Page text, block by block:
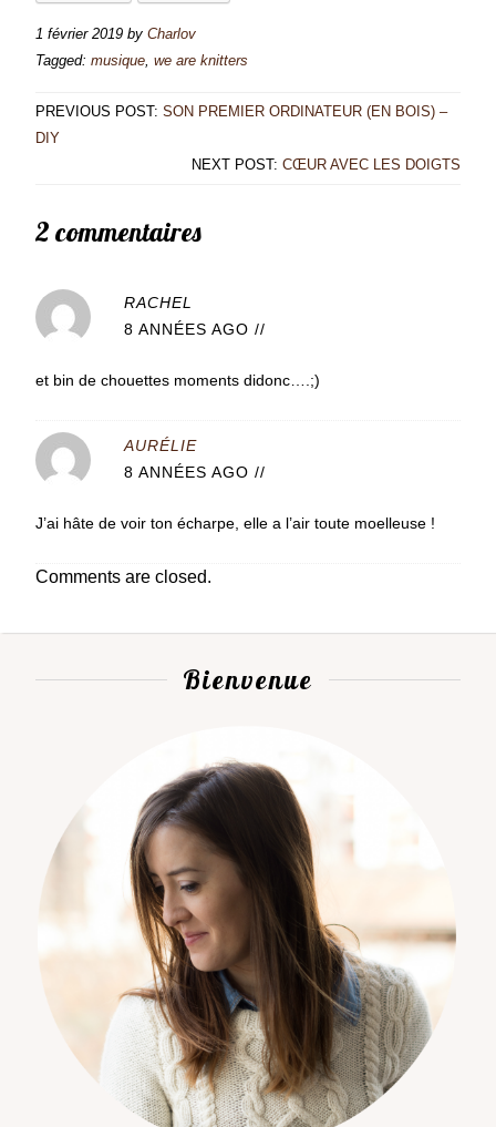
1 février 2019 by Charlov
Tagged: musique, we are knitters
PREVIOUS POST: SON PREMIER ORDINATEUR (EN BOIS) –
DIY
NEXT POST: CŒUR AVEC LES DOIGTS
2 commentaires
RACHEL
8 ANNÉES AGO //
et bin de chouettes moments didonc….;)
AURÉLIE
8 ANNÉES AGO //
J’ai hâte de voir ton écharpe, elle a l’air toute moelleuse !
Comments are closed.
Bienvenue